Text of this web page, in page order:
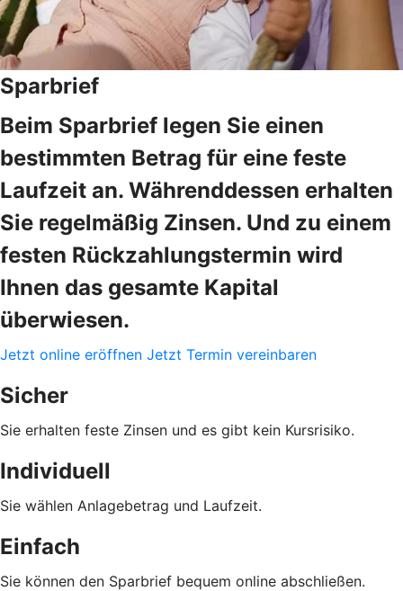
Sparbrief
Beim Sparbrief legen Sie einen
bestimmten Betrag für eine feste
Laufzeit an. Währenddessen erhalten
Sie regelmäßig Zinsen. Und zu einem
festen Rückzahlungstermin wird
Ihnen das gesamte Kapital
überwiesen.
Jetzt online eröffnen Jetzt Termin vereinbaren
Sicher
Sie erhalten feste Zinsen und es gibt kein Kursrisiko.
Individuell
Sie wählen Anlagebetrag und Laufzeit.
Einfach
Sie können den Sparbrief bequem online abschließen.